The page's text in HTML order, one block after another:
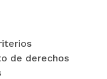
de derechos